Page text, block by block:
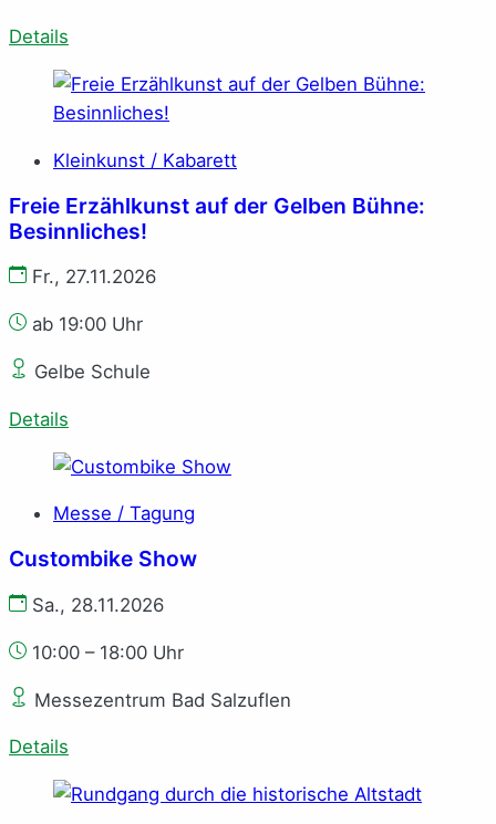
Details
Kleinkunst / Kabarett
Freie Erzählkunst auf der Gelben Bühne:
Besinnliches!
Fr., 27.11.2026
ab 19:00 Uhr
Gelbe Schule
Details
Messe / Tagung
Custombike Show
Sa., 28.11.2026
10:00 – 18:00 Uhr
Messezentrum Bad Salzuflen
Details